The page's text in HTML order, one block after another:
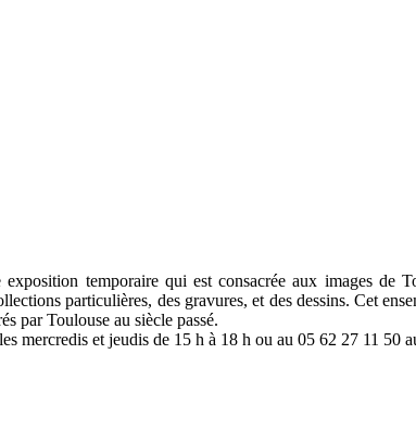
temporaire qui est consacrée aux images de
particulières, des gravures, et des dessins. Cet
par Toulouse au siècle passé.
mercredis et jeudis de 15 h à 18 h ou au 05 62 27 11 50